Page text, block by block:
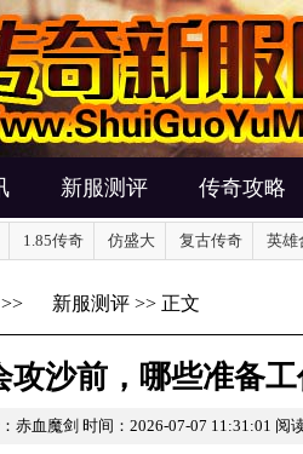
新服测评 传奇攻略
1.85传奇 仿盛大 复古传奇 英雄
>> 新服测评 >> 正文
攻沙前，哪些准备
赤血魔剑 时间：2026-07-07 11:31:01 阅